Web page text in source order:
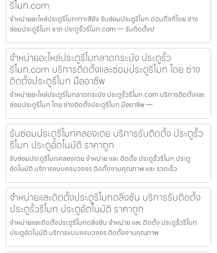
รีโมท.com
จำหน่ายอะไหล่ประตูรีโมทเกาะสีชัง รับซ่อมประตูรีโมท ด่วนถึงที่โดย ช่าง
ซ่อมประตูรีโมท จาก ประตูรั้วรีโมท.com — รับติดตั้งป
จำหน่ายอะไหล่ประตูรีโมทลาดกระบัง ประตูรั้ว
รีโมท.com บริการติดตั้งและซ่อมประตูรีโมท โดย ช่าง
ติดตั้งประตูรีโมท มืออาชีพ
จำหน่ายอะไหล่ประตูรีโมทลาดกระบัง ประตูรั้วรีโมท.com บริการติดตั้งและ
ซ่อมประตูรีโมท โดย ช่างติดตั้งประตูรีโมท มืออาชีพ —
รับซ่อมประตูรีโมทคลองเตย บริการรับติดตั้ง ประตูรั้ว
รีโมท ประตูอัตโนมัติ ราคาถูก
รับซ่อมประตูรีโมทคลองเตย จำหน่าย และ ติดตั้ง ประตูรั้วรีโมท ประตู
อัตโนมัติ บริการแบบครบวงจร ติดตั้งงานคุณภาพ และ รวดเร็ว
จำหน่ายและติดตั้งประตูรีโมทตลิ่งชัน บริการรับติดตั้ง
ประตูรั้วรีโมท ประตูอัตโนมัติ ราคาถูก
จำหน่ายและติดตั้งประตูรีโมทตลิ่งชัน จำหน่าย และ ติดตั้ง ประตูรั้วรีโมท
ประตูอัตโนมัติ บริการแบบครบวงจร ติดตั้งงานคุณภาพ